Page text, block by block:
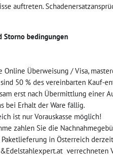
auftreten.
Storno bedingungen
Überweisung / Visa,
50 % des vereinbarten Kauf-
erst nach Übermittlung einer
bei Erhalt der Ware fällig.
ist nur Vorauskasse möglich!
zahlen Sie die
in Österreich
verrechneten